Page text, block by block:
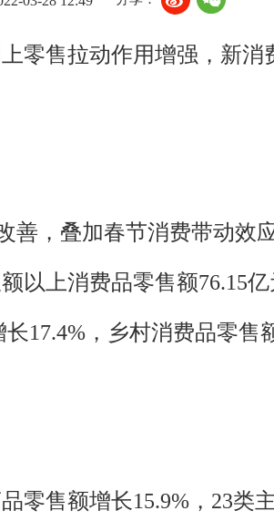
零售拉动作用增强，新消
善，叠加春节消费带动效
以上消费品零售额76.15
17.4%，乡村消费品零售
零售额增长15.9%，23类